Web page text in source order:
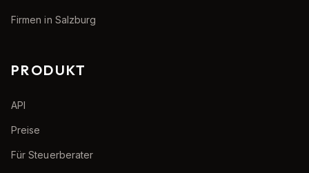
Firmen in Salzburg
PRODUKT
API
Preise
Für Steuerberater